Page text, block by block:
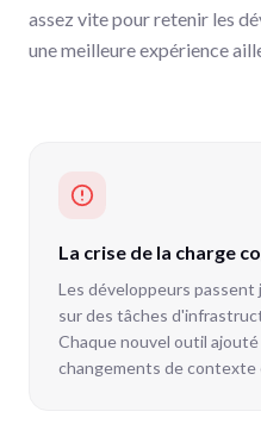
assez vite pour retenir les
une meilleure expérience
La crise de la charge
Les développeurs passent
sur des tâches
Chaque nouvel outil
changements de contexte